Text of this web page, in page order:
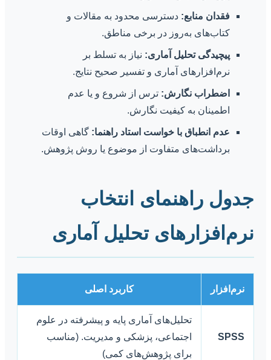
فقدان منابع: دسترسی محدود به مقالات و
کتاب‌های به‌روز در برخی مناطق.
پیچیدگی تحلیل آماری: نیاز به تسلط بر
نرم‌افزارهای آماری و تفسیر صحیح نتایج.
اضطراب نگارش: ترس از شروع و یا عدم
اطمینان به کیفیت نگارش.
عدم انطباق با خواست استاد راهنما: گاهی اوقات
برداشت‌های متفاوت از موضوع یا روش پژوهش.
جدول راهنمای انتخاب
نرم‌افزارهای تحلیل آماری
نرم‌افزار کاربرد اصلی
SPSS
تحلیل‌های آماری پایه و پیشرفته در علوم
اجتماعی، پزشکی و مدیریت. (مناسب
برای پژوهش‌های کمی)